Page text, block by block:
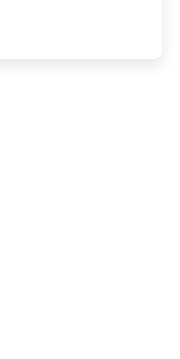
TikTok và